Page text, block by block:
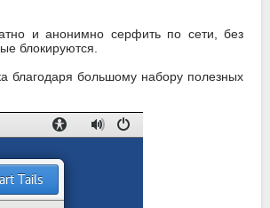
и анонимно серфить по сети, без
блокируются.
благодаря большому набору полезных